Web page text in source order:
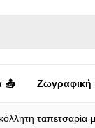
📤 Ζωγραφική
ταπετσαρία